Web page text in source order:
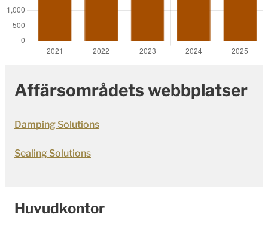
Affärsområdets webbplatser
Damping Solutions
Sealing Solutions
Huvudkontor